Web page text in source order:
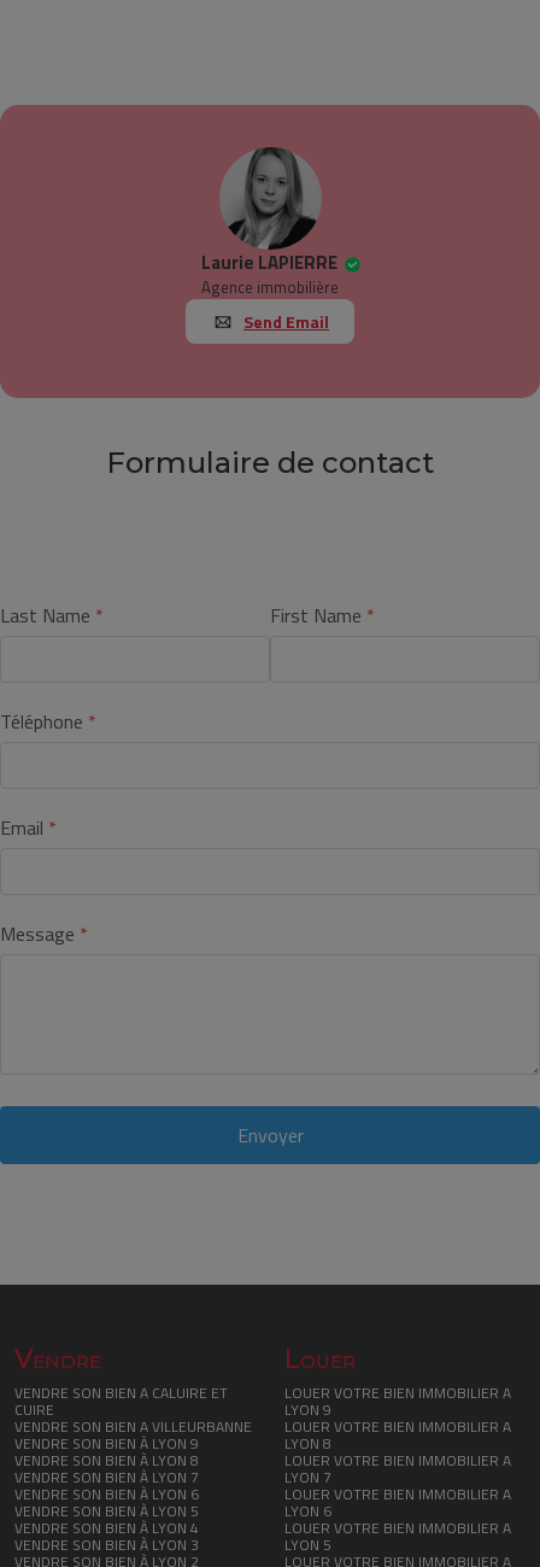
Laurie LAPIERRE
Agence immobilière
Send Email
Formulaire de contact
Last Name First Name
Téléphone
Email
Message
Envoyer
Vendre
VENDRE SON BIEN A CALUIRE ET
CUIRE
VENDRE SON BIEN A VILLEURBANNE
VENDRE SON BIEN À LYON 9
VENDRE SON BIEN À LYON 8
VENDRE SON BIEN À LYON 7
VENDRE SON BIEN À LYON 6
VENDRE SON BIEN À LYON 5
VENDRE SON BIEN À LYON 4
VENDRE SON BIEN À LYON 3
VENDRE SON BIEN À LYON 2
Louer
LOUER VOTRE BIEN IMMOBILIER A
LYON 9
LOUER VOTRE BIEN IMMOBILIER A
LYON 8
LOUER VOTRE BIEN IMMOBILIER A
LYON 7
LOUER VOTRE BIEN IMMOBILIER A
LYON 6
LOUER VOTRE BIEN IMMOBILIER A
LYON 5
LOUER VOTRE BIEN IMMOBILIER A